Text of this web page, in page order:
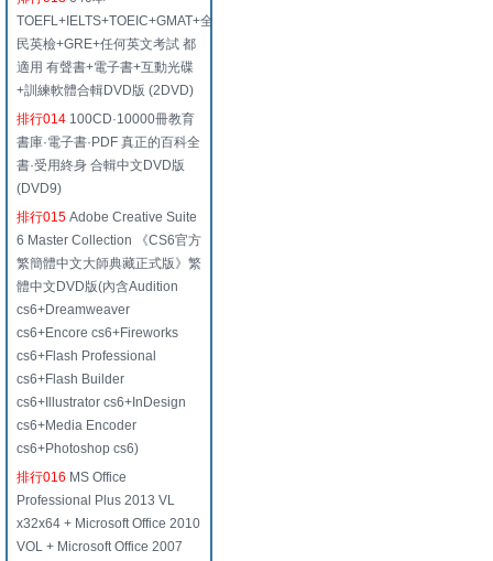
TOEFL+IELTS+TOEIC+GMAT+全
民英檢+GRE+任何英文考試 都
適用 有聲書+電子書+互動光碟
+訓練軟體合輯DVD版 (2DVD)
排行014 100CD·10000冊教育
書庫·電子書·PDF 真正的百科全
書·受用終身 合輯中文DVD版
(DVD9)
排行015 Adobe Creative Suite
6 Master Collection 《CS6官方
繁簡體中文大師典藏正式版》繁
體中文DVD版(內含Audition
cs6+Dreamweaver
cs6+Encore cs6+Fireworks
cs6+Flash Professional
cs6+Flash Builder
cs6+Illustrator cs6+InDesign
cs6+Media Encoder
cs6+Photoshop cs6)
排行016 MS Office
Professional Plus 2013 VL
x32x64 + Microsoft Office 2010
VOL + Microsoft Office 2007